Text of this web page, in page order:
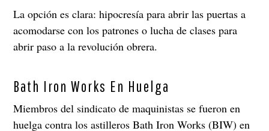
La opción es clara: hipocresía para abrir las puertas a
acomodarse con los patrones o lucha de clases para
abrir paso a la revolución obrera.
Bath Iron Works En Huelga
Miembros del sindicato de maquinistas se fueron en
huelga contra los astilleros Bath Iron Works (BIW) en